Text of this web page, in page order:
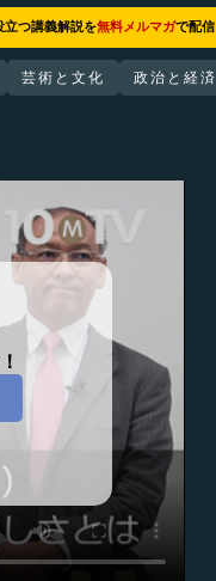
立つ講義解説を無料メルマガで配信
芸術と文化 政治と経済